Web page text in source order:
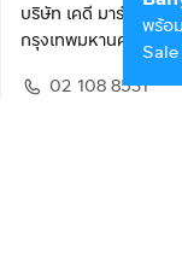
บริษัท เคดี มาร์เก็ตเพ
กรุงเทพมหานคร
02 108 8531
พร้อ